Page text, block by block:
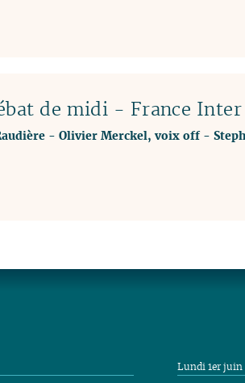
de midi - France Inter
- Olivier Merckel, voix off-
Lundi 1er juin